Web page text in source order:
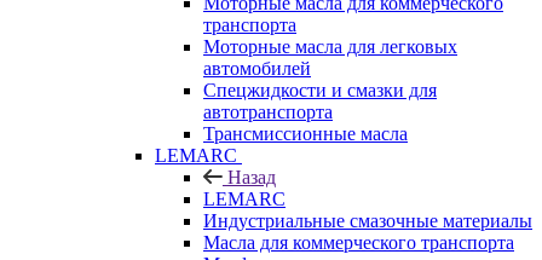
транспорта
Моторные масла для легковых
автомобилей
Спецжидкости и смазки для
автотранспорта
Трансмиссионные масла
LEMARC
Назад
LEMARC
Индустриальные смазочные материалы
Масла для коммерческого транспорта